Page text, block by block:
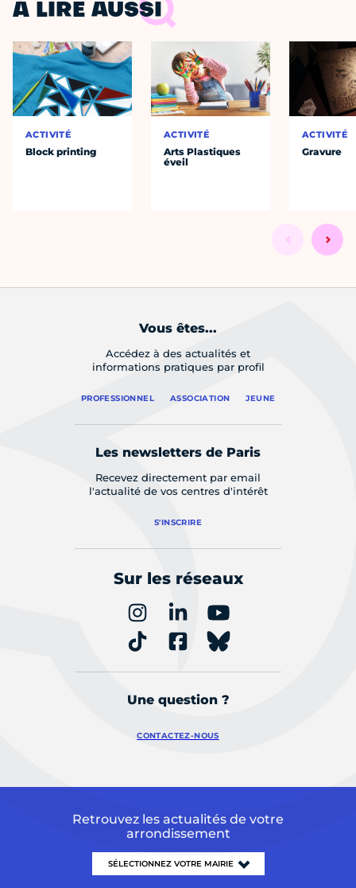
À LIRE AUSSI
ACTIVITÉ
Block printing
ACTIVITÉ
Arts Plastiques
éveil
ACTIVITÉ
Gravure
Vous êtes...
Accédez à des actualités et
informations pratiques par profil
PROFESSIONNEL ASSOCIATION JEUNE
Les newsletters de Paris
Recevez directement par email
l'actualité de vos centres d'intérêt
S'INSCRIRE
Sur les réseaux
Une question ?
CONTACTEZ-NOUS
Retrouvez les actualités de votre
arrondissement